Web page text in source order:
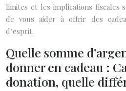
limites et les implications fiscales
de vous aider à offrir des
d’esprit.
Quelle somme
donner en cadeau :
donation, quelle